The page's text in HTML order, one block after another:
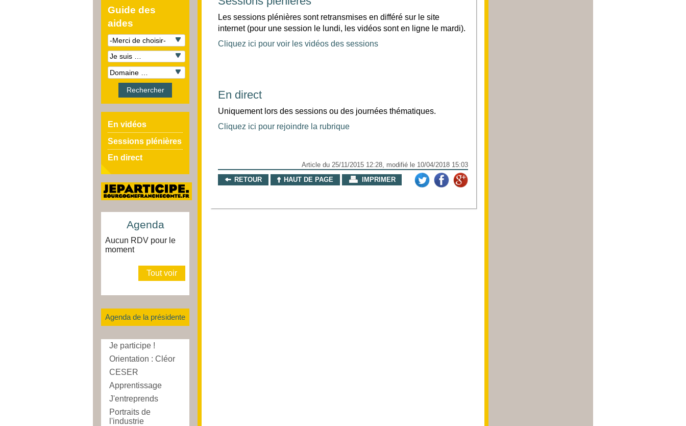
Guide des
aides
En vidéos
Sessions plénières
En direct
Agenda
Aucun RDV pour le
moment
Tout voir
Agenda de la présidente
Je participe !
Orientation : Cléor
CESER
Apprentissage
J'entreprends
Portraits de
l'industrie
Les sessions plénières sont retransmises en différé sur le site
internet (pour une session le lundi, les vidéos sont en ligne le mardi).
Cliquez ici pour voir les vidéos des sessions
En direct
Uniquement lors des sessions ou des journées thématiques.
Cliquez ici pour rejoindre la rubrique
Article du 25/11/2015 12:28, modifié le 10/04/2018 15:03
RETOUR
HAUT DE PAGE IMPRIMER